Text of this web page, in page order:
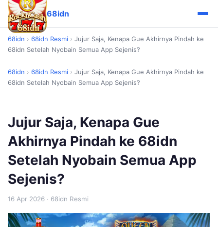
68idn
68idn › 68idn Resmi › Jujur Saja, Kenapa Gue Akhirnya Pindah ke
68idn Setelah Nyobain Semua App Sejenis?
68idn › 68idn Resmi › Jujur Saja, Kenapa Gue Akhirnya Pindah ke
68idn Setelah Nyobain Semua App Sejenis?
Jujur Saja, Kenapa Gue
Akhirnya Pindah ke 68idn
Setelah Nyobain Semua App
Sejenis?
16 Apr 2026 · 68idn Resmi